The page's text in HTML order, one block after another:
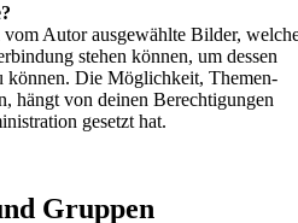
Autor ausgewählte Bilder,
stehen können, um dessen
können. Die Möglichkeit, Themen-
hängt von deinen Berechtigungen
gesetzt hat.
Gruppen